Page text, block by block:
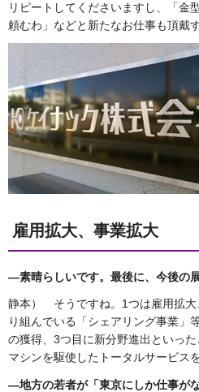
リピートしてくださいますし、「金
頼むわ」などと新たなお仕事も頂戴
雇用拡大、事業拡大
―素晴らしいです。最後に、今後の
静本） そうですね。1つは雇用拡大
り組んでいる「シェアリング事業」
の獲得、3つ目に新分野進出といっ
マシンを駆使したトータルサービス
―地方の若者が「東京にしか仕事が